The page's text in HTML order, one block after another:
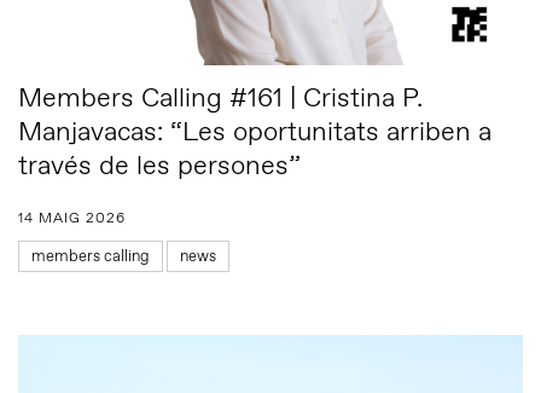
Members Calling #161 | Cristina P.
Manjavacas: “Les oportunitats arriben a
través de les persones”
14 MAIG 2026
members calling news